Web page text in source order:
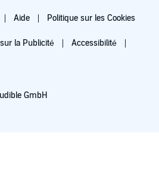
Aide Politique sur les Cookies
la Publicité Accessibilité
GmbH